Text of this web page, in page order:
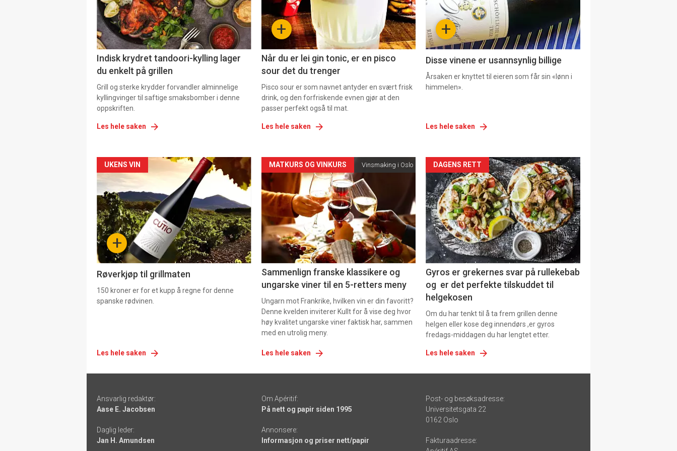
Indisk krydret tandoori-kylling lager
du enkelt på grillen
Grill og sterke krydder forvandler alminnelige
kyllingvinger til saftige smaksbomber i denne
oppskriften.
Les hele saken
-
+
Når du er lei gin tonic, er en pisco
sour det du trenger
Pisco sour er som navnet antyder en svært frisk
drink, og den forfriskende evnen gjør at den
passer perfekt også til mat.
Les hele saken
3 +
Disse vinene er usannsynlig billige
Årsaken er knyttet til eieren som får sin «lønn i
himmelen».
Les hele saken
Forsiden
akkurat
nå
-
4 +
UKENS VIN
Røverkjøp til grillmaten
150 kroner er for et kupp å regne for denne
spanske rødvinen.
Les hele saken
Forsiden
akkurat
nå
-
5
MATKURS OG VINKURS Vinsmaking i Oslo
Sammenlign franske klassikere og
ungarske viner til en 5-retters meny
Ungarn mot Frankrike, hvilken vin er din favoritt?
Denne kvelden inviterer Kullt for å vise deg hvor
høy kvalitet ungarske viner faktisk har, sammen
med en utrolig meny.
Les hele saken
Forsiden
akkurat
nå
-
6
DAGENS RETT
Gyros er grekernes svar på rullekebab
og er det perfekte tilskuddet til
helgekosen
Om du har tenkt til å ta frem grillen denne
helgen eller kose deg innendørs ,er gyros
fredags-middagen du har lengtet etter.
Les hele saken
-
links
Ansvarlig redaktør:
Aase E. Jacobsen
Daglig leder:
Jan H. Amundsen
Om Apéritif:
På nett og papir siden 1995
Annonsere:
Informasjon og priser nett/papir
Post- og besøksadresse:
Universitetsgata 22
0162 Oslo
Fakturaadresse: